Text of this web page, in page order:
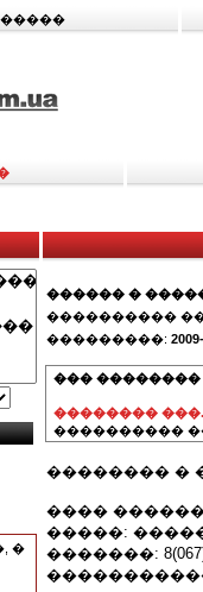
�
������ �
����������
���������:
���
�������� ���.
����������
�������� �
����
�����:
�������: 8(067)-